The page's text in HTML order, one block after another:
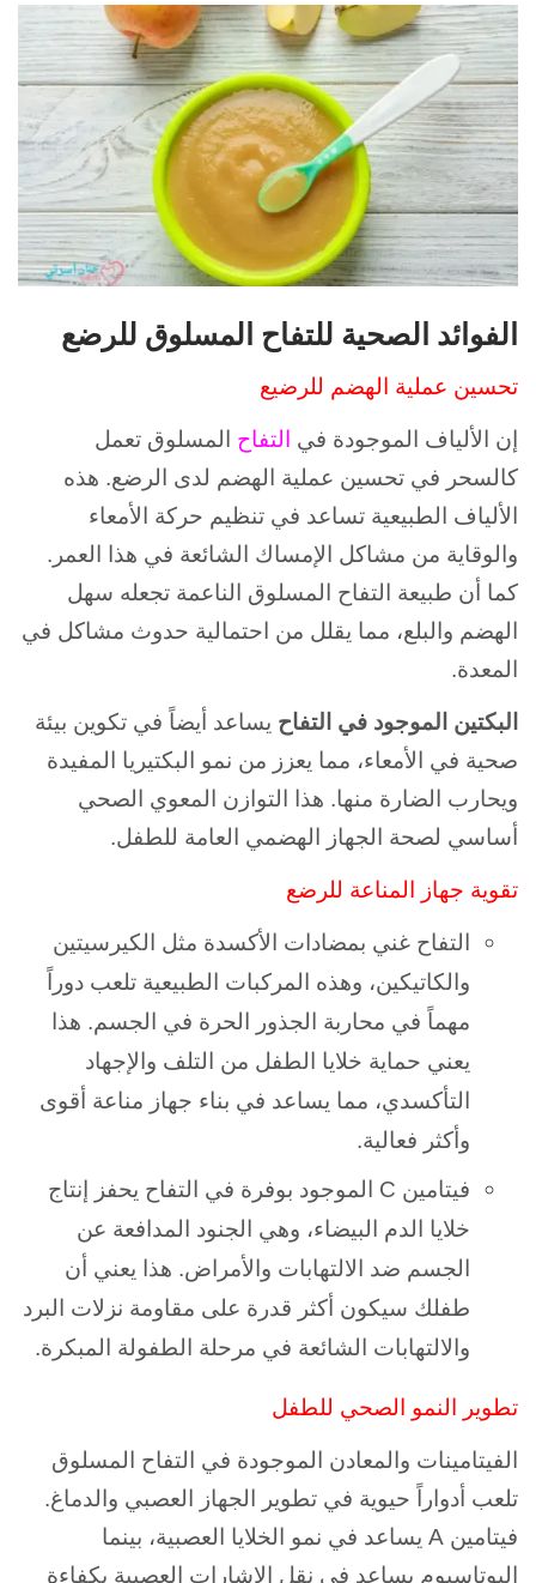
الفوائد الصحية للتفاح المسلوق للرضع
تحسين عملية الهضم للرضيع
إن الألياف الموجودة في التفاح المسلوق تعمل
كالسحر في تحسين عملية الهضم لدى الرضع. هذه
الألياف الطبيعية تساعد في تنظيم حركة الأمعاء
والوقاية من مشاكل الإمساك الشائعة في هذا العمر.
كما أن طبيعة التفاح المسلوق الناعمة تجعله سهل
الهضم والبلع، مما يقلل من احتمالية حدوث مشاكل في
المعدة.
البكتين الموجود في التفاح يساعد أيضاً في تكوين بيئة
صحية في الأمعاء، مما يعزز من نمو البكتيريا المفيدة
ويحارب الضارة منها. هذا التوازن المعوي الصحي
أساسي لصحة الجهاز الهضمي العامة للطفل.
تقوية جهاز المناعة للرضع
التفاح غني بمضادات الأكسدة مثل الكيرسيتين
والكاتيكين، وهذه المركبات الطبيعية تلعب دوراً
مهماً في محاربة الجذور الحرة في الجسم. هذا
يعني حماية خلايا الطفل من التلف والإجهاد
التأكسدي، مما يساعد في بناء جهاز مناعة أقوى
وأكثر فعالية.
فيتامين C الموجود بوفرة في التفاح يحفز إنتاج
خلايا الدم البيضاء، وهي الجنود المدافعة عن
الجسم ضد الالتهابات والأمراض. هذا يعني أن
طفلك سيكون أكثر قدرة على مقاومة نزلات البرد
والالتهابات الشائعة في مرحلة الطفولة المبكرة.
تطوير النمو الصحي للطفل
الفيتامينات والمعادن الموجودة في التفاح المسلوق
تلعب أدواراً حيوية في تطوير الجهاز العصبي والدماغ.
فيتامين A يساعد في نمو الخلايا العصبية، بينما
البوتاسيوم يساعد في نقل الإشارات العصبية بكفاءة